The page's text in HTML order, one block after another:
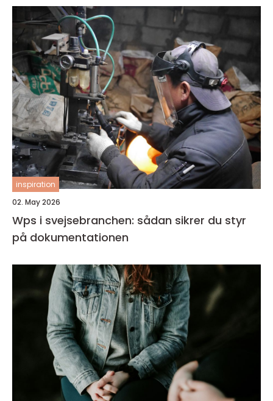
inspiration
02. May 2026
Wps i svejsebranchen: sådan sikrer du styr
på dokumentationen